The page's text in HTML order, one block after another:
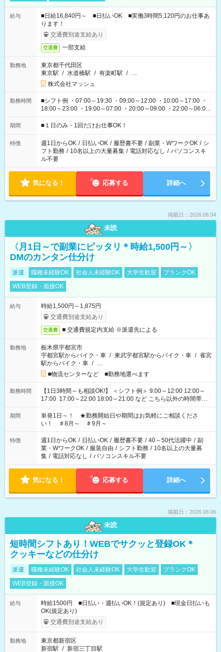
給与
■日給16,840円～ ■日払いOK ■実働3時間5,120円のお仕事あ
ります！
交通費別途支給あり
交通費 一部支給
勤務地
東京都千代田区
東京駅 / 水道橋駅 / 有楽町駅 / …
株式会社マッシュ
勤務時間
■シフト例 ・07:00～19:30 ・09:00～12:00 ・10:00～17:00 ・
18:00～23:00 ・19:00～07:00 ・20:00～09:00 ・22:00～06:00
etc ★最短で3時間で5,120円のお仕事から 15時間で2万円近く稼
げるお仕事も！ ご希望のお時間に合わせてご紹介！ ※シフトは
ください！
期間 ■１日のみ・1回だけお仕事OK！
特徴 週1日からOK / 日払いOK / 履歴書不要 / 副業・WワークOK / シ
フト勤務 / 10名以上の大量募集 / 電話対応なし / パソコンスキ
ル不要
気になる！ 応募する 詳細へ
掲載日：2026.08.04
未読
〈月1日～で副業にピッタリ＊時給1,500円～〉
DMのカンタン仕分け
派遣 職種未経験OK 社会人未経験OK 大学生歓迎
ブランクOK
WEB登録・面接OK
給与
時給1,500円～1,875円
交通費別途支給あり
交通費 ■ 交通費規定内支給 ※派遣先による
勤務地
栃木県宇都宮市
宇都宮駅からバイク・車 / 東武宇都宮駅からバイク・車 / 雀宮
駅からバイク・車 / …
■物流センターなど ■勤務地選べます
勤務時間
【1日3時間～も相談OK!】 ＜シフト例＞ 9:00～12:00 12:00～
17:00 17:00～22:00 18:00～21:00 など こちら以外の時間帯も
お気軽にご相談ください！
期間
単発1日～！ ★勤務開始日や期間はお気軽にご相談くださ
い！ ＃8月～ ＃9月～
特徴 週1日からOK / 日払いOK / 履歴書不要 / 40～50代活躍中 / 副
業・WワークOK / 服装自由 / シフト勤務 / 10名以上の大量募
集 / 電話対応なし / パソコンスキル不要
気になる！ 応募する 詳細へ
掲載日：2026.08.06
未読
短時間シフトあり！WEBでサクッと登録OK＊
クッキーなどの仕分け
派遣 職種未経験OK 社会人未経験OK 大学生歓迎
ブランクOK
WEB登録・面接OK
給与
時給1500円 ■日払い・週払いOK！(規定あり) ■現金日払いも
OK(規定あり)
交通費別途支給あり
勤務地
東京都新宿区
新宿駅 / 新宿三丁目駅